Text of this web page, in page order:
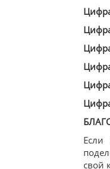
Если
свой